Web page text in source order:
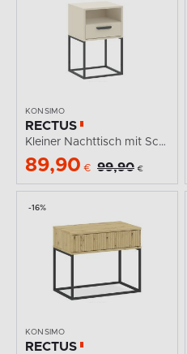
KONSIMO
RECTUS
Kleiner Nachttisch mit Schublade cremefarben
89,90 € 99,90 €
-16%
KONSIMO
RECTUS